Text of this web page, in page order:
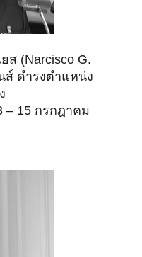
ส (Narcisco G.
ดำรงตำแหน่ง
– 15 กรกฎาคม